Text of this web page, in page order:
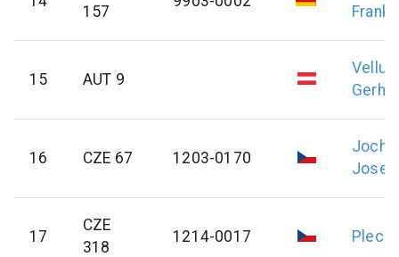
157
Frank
15 AUT 9
16 CZE 67 1203-0170
Josef
17
CZE
318
1214-0017